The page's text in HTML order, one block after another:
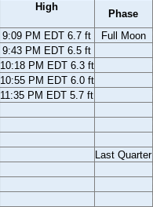
High
Phase
9:09 PM EDT 6.7 ft Full Moon
9:43 PM EDT 6.5 ft
10:18 PM EDT 6.3 ft
10:55 PM EDT 6.0 ft
11:35 PM EDT 5.7 ft
Last Quarter